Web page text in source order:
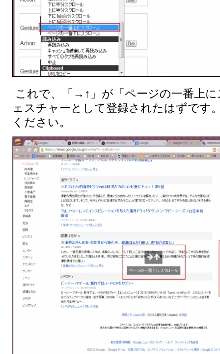
これで、「→↑」が「ページの一番上
ェスチャーとして登録されたはずです
ください。